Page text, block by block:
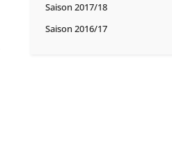
Saison 2017/18
Saison 2016/17